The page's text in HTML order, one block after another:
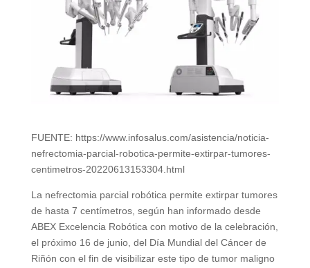
FUENTE: https://www.infosalus.com/asistencia/noticia-
nefrectomia-parcial-robotica-permite-extirpar-tumores-
centimetros-20220613153304.html
La nefrectomia parcial robótica permite extirpar tumores
de hasta 7 centímetros, según han informado desde
ABEX Excelencia Robótica con motivo de la celebración,
el próximo 16 de junio, del Día Mundial del Cáncer de
Riñón con el fin de visibilizar este tipo de tumor maligno